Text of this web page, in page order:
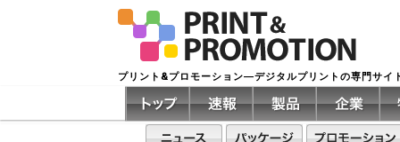
プリント&プロモーション―デジタルプリントの専門サ